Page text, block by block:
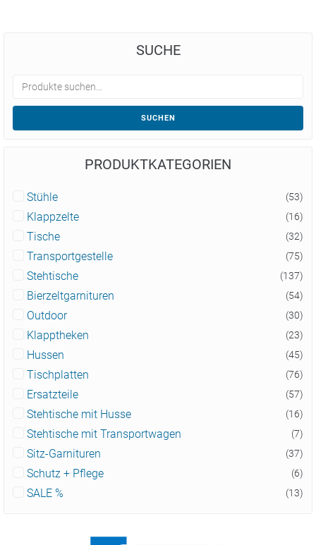
SUCHE
SUCHEN
PRODUKTKATEGORIEN
Stühle (53)
Klappzelte (16)
Tische (32)
Transportgestelle (75)
Stehtische (137)
Bierzeltgarnituren (54)
Outdoor (30)
Klapptheken (23)
Hussen (45)
Tischplatten (76)
Ersatzteile (57)
Stehtische mit Husse (16)
Stehtische mit Transportwagen (7)
Sitz-Garnituren (37)
Schutz + Pflege (6)
SALE % (13)